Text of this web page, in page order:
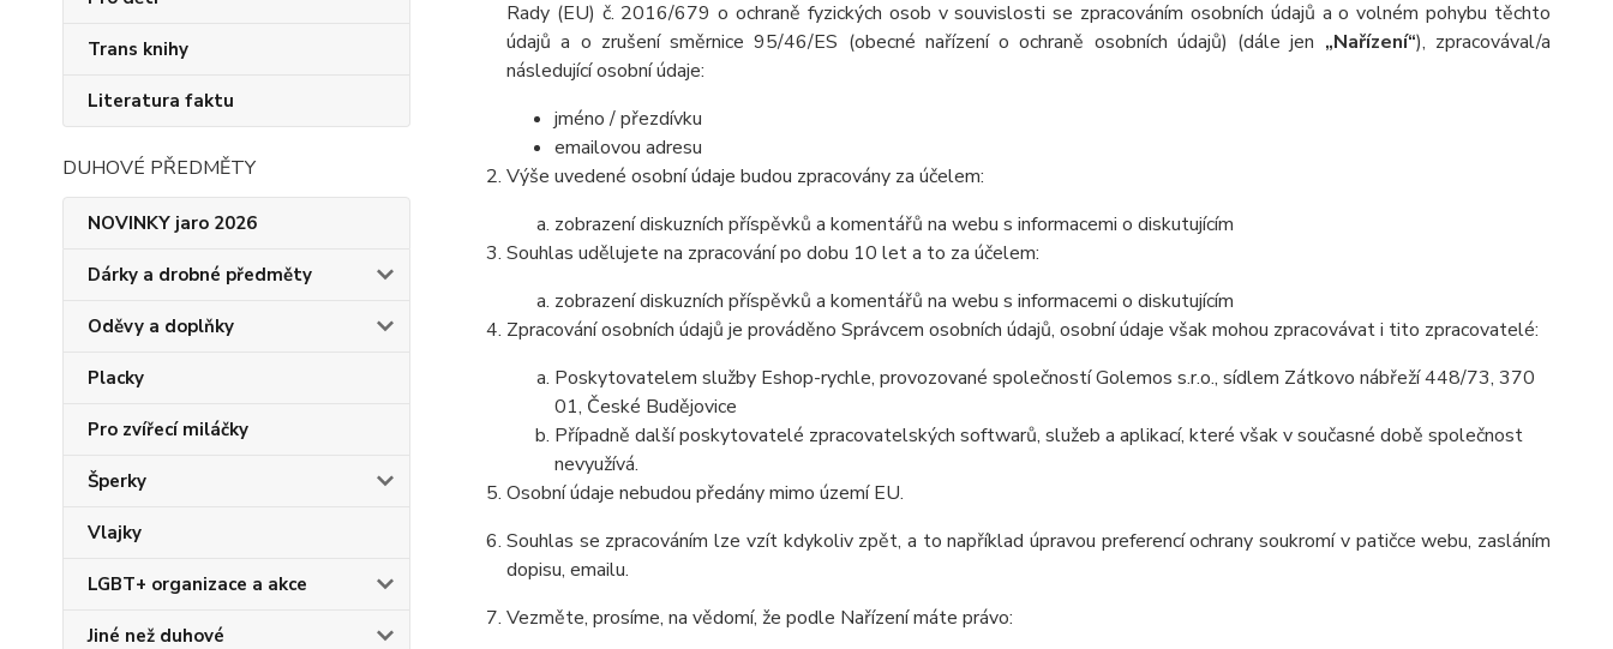
Trans knihy
Literatura faktu
DUHOVÉ PŘEDMĚTY
NOVINKY jaro 2026
Dárky a drobné předměty
Oděvy a doplňky
Placky
Pro zvířecí miláčky
Šperky
Vlajky
LGBT+ organizace a akce
Jiné než duhové
Rady (EU) č. 2016/679 o ochraně fyzických osob v souvislosti se zpracováním osobních údajů a o volném pohybu těchto
údajů a o zrušení směrnice 95/46/ES (obecné nařízení o ochraně osobních údajů) (dále jen „Nařízení“), zpracovával/a
následující osobní údaje:
jméno / přezdívku
emailovou adresu
Výše uvedené osobní údaje budou zpracovány za účelem:
zobrazení diskuzních příspěvků a komentářů na webu s informacemi o diskutujícím
Souhlas udělujete na zpracování po dobu 10 leta to za účelem:
zobrazení diskuzních příspěvků a komentářů na webu s informacemi o diskutujícím
Zpracování osobních údajů je prováděno Správcem osobních údajů, osobní údaje však mohou zpracovávat i tito zpracovatelé:
Poskytovatelem služby Eshop-rychle, provozované společností Golemos s.r.o., sídlem Zátkovo nábřeží 448/73, 370
01, České Budějovice
Případně další poskytovatelé zpracovatelských softwarů, služeb a aplikací, které však v současné době společnost
nevyužívá.
Osobní údaje nebudou předány mimo území EU.
Souhlas se zpracováním lze vzít kdykoliv zpět, a to například úpravou preferencí ochrany soukromí v patičce webu, zasláním
dopisu, emailu.
Vezměte, prosíme, na vědomí, že podle Nařízení máte právo: